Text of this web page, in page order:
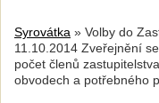
Syrovátka » Volby do
11.10.2014 Zveřejnění
počet členů
obvodech a potřebného